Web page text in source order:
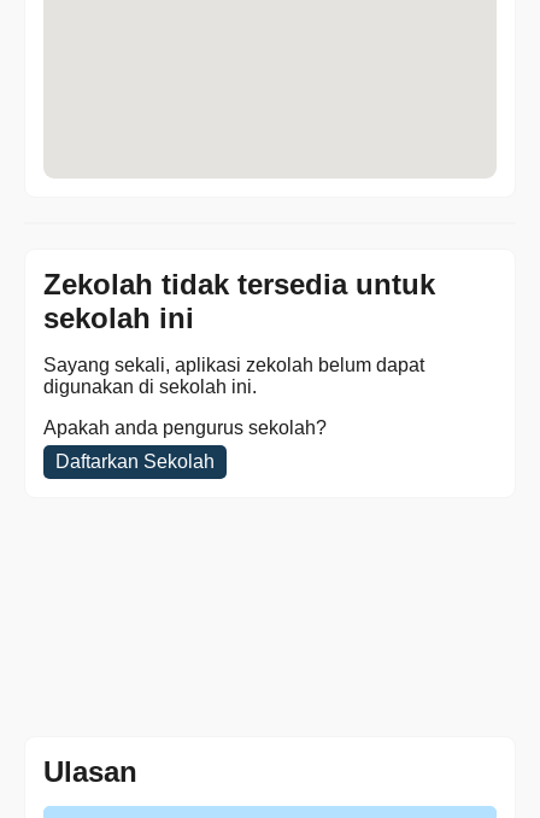
Zekolah tidak tersedia untuk
sekolah ini
Sayang sekali, aplikasi zekolah belum dapat
digunakan di sekolah ini.
Apakah anda pengurus sekolah?
Daftarkan Sekolah
Ulasan